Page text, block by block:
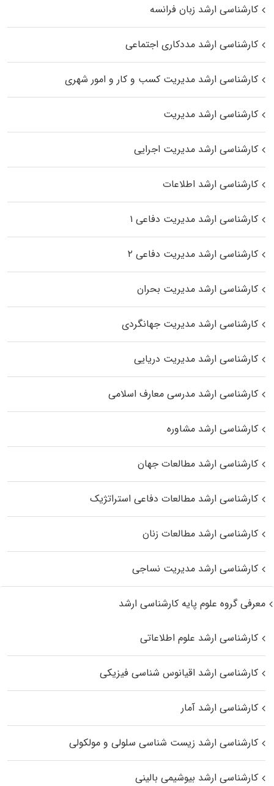
کارشناسی ارشد زبان فرانسه
کارشناسی ارشد مددکاری اجتماعی
کارشناسی ارشد مدیریت کسب و کار و امور شهری
کارشناسی ارشد مدیریت
کارشناسی ارشد مدیریت اجرایی
کارشناسی ارشد اطلاعات
کارشناسی ارشد مدیریت دفاعی ۱
کارشناسی ارشد مدیریت دفاعی ۲
کارشناسی ارشد مدیریت بحران
کارشناسی ارشد مدیریت جهانگردی
کارشناسی ارشد مدیریت دریایی
کارشناسی ارشد مدرسی معارف اسلامی
کارشناسی ارشد مشاوره
کارشناسی ارشد مطالعات جهان
کارشناسی ارشد مطالعات دفاعی استراتژیک
کارشناسی ارشد مطالعات زنان
کارشناسی ارشد مدیریت نساجی
معرفی گروه علوم پایه کارشناسی ارشد
کارشناسی ارشد علوم اطلاعاتی
کارشناسی ارشد اقیانوس‌ شناسی فیزیکی
کارشناسی ارشد آمار
کارشناسی ارشد زیست شناسی سلولی و مولکولی
کارشناسی ارشد بیوشیمی بالینی